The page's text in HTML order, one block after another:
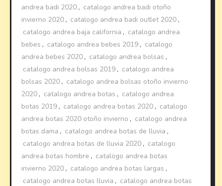
andrea badi 2020 , catalogo andrea badi otoño
invierno 2020 , catalogo andrea badi outlet 2020 ,
catalogo andrea baja california , catalogo andrea
bebes , catalogo andrea bebes 2019 , catalogo
andrea bebes 2020 , catalogo andrea bolsas ,
catalogo andrea bolsas 2019 , catalogo andrea
bolsas 2020 , catalogo andrea bolsas otoño invierno
2020 , catalogo andrea botas , catalogo andrea
botas 2019 , catalogo andrea botas 2020 , catalogo
andrea botas 2020 otoño invierno , catalogo andrea
botas dama , catalogo andrea botas de lluvia ,
catalogo andrea botas de lluvia 2020 , catalogo
andrea botas hombre , catalogo andrea botas
invierno 2020 , catalogo andrea botas largas ,
catalogo andrea botas lluvia , catalogo andrea botas